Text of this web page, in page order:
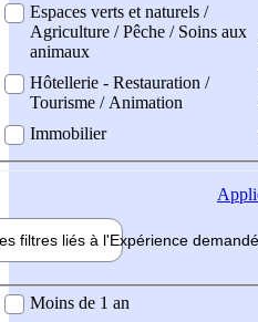
Espaces verts et naturels /
Agriculture / Pêche / Soins aux
animaux
Hôtellerie - Restauration /
Tourisme / Animation
Immobilier
filtres liés à l'Expérience
demandée
Moins de 1 an